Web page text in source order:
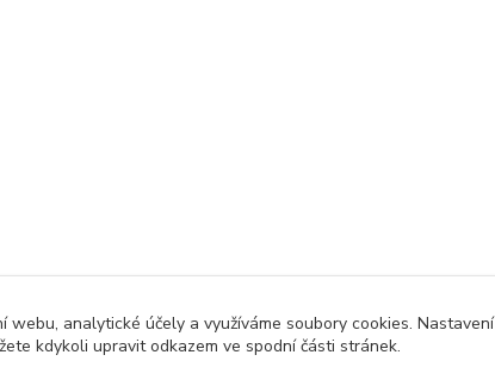
webu, analytické účely a využíváme soubory cookies. Nastavení
kdykoli upravit odkazem ve spodní části stránek.